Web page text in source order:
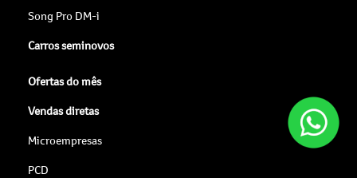
Song Pro DM-i
Carros seminovos
Ofertas do mês
Vendas diretas
Microempresas
PCD